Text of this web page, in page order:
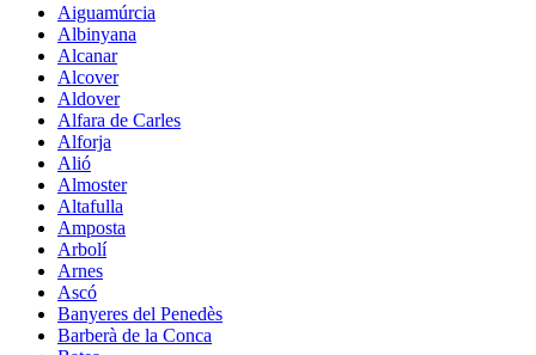
Aiguamúrcia
Albinyana
Alcanar
Alcover
Aldover
Alfara de Carles
Alforja
Alió
Almoster
Altafulla
Amposta
Arbolí
Arnes
Ascó
Banyeres del Penedès
Barberà de la Conca